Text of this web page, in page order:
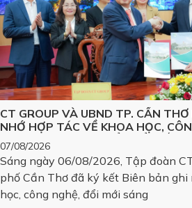
CT GROUP VÀ UBND TP. CẦN THƠ
NHỚ HỢP TÁC VỀ KHOA HỌC,
SÁNG TẠO VÀ CHUYỂN ĐỔI SỐ,
PHẨM CÔNG NGHỆ CHIẾN LƯỢC
07/08/2026
Sáng ngày 06/08/2026, Tập đoàn
phố Cần Thơ đã ký kết Biên bản
học, công nghệ, đổi mới sáng